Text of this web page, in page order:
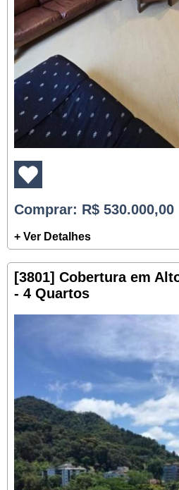
Comprar: R$ 530.000,00
+ Ver Detalhes
[3801] Cobertura em
- 4 Quartos